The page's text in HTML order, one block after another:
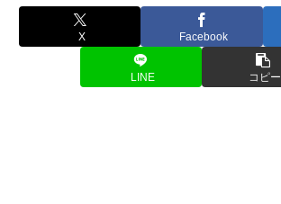
X Facebook
LINE コピー